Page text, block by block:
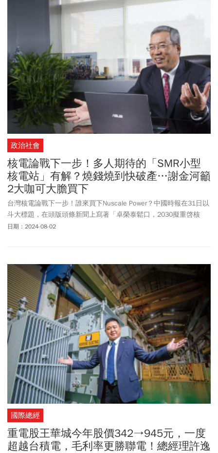
環保聯盟學術委員、中國文化大學化學工程與材料工程系副教授林
仁斌週一也受訪表示，台灣現有的四座核電廠區都鄰近長斷層帶，
甚至41公里長的恆春斷層就從核三廠區下通過，都不符合國際最新
的建廠安全標準。因此，台灣更應該做的是早日告別核電，而非擁
抱老舊核電廠。
政治社會
核電論戰下一步！多人期待的「SMR小型
核電站」有解？燒錢燒到快破產…謝金河籲
2大咖可大膽買下
台灣核電論戰下一步！誰來買下Nuscale Power？中國時報在31日以
斗大標題，在頭版頭條新聞上寫著「卓榮泰鬆口，2030擬重啓核
電」！這個標題非常直接，行政院立刻透過發言人出來澄清說沒有
日期：2024-08-02
國際總經
重電股王華城今年股價342→945元，一度
超越台積電，毛利率更勝聯電！總經理許逸